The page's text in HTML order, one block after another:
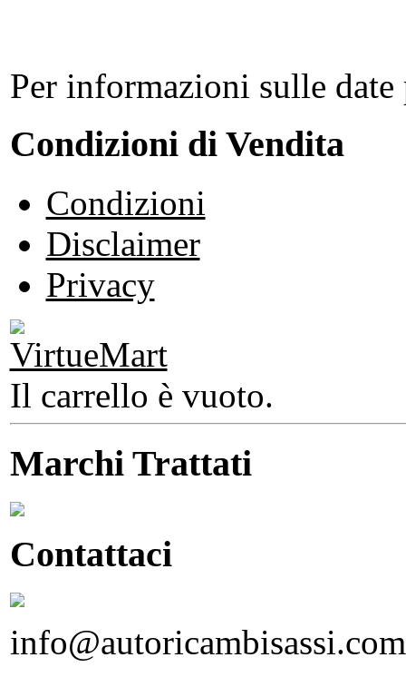
Per informazioni sulle
Condizioni di Vendita
Condizioni
Disclaimer
Privacy
Il carrello è vuoto.
Marchi Trattati
Contattaci
info@autoricambisassi.com